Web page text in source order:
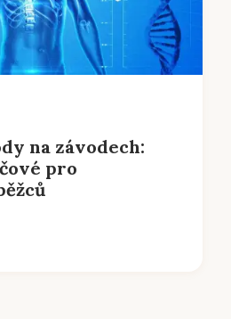
na závodech:
pro